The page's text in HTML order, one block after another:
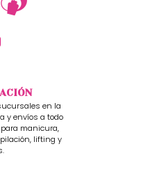
en la
y envíos a todo
manicura,
lifting y